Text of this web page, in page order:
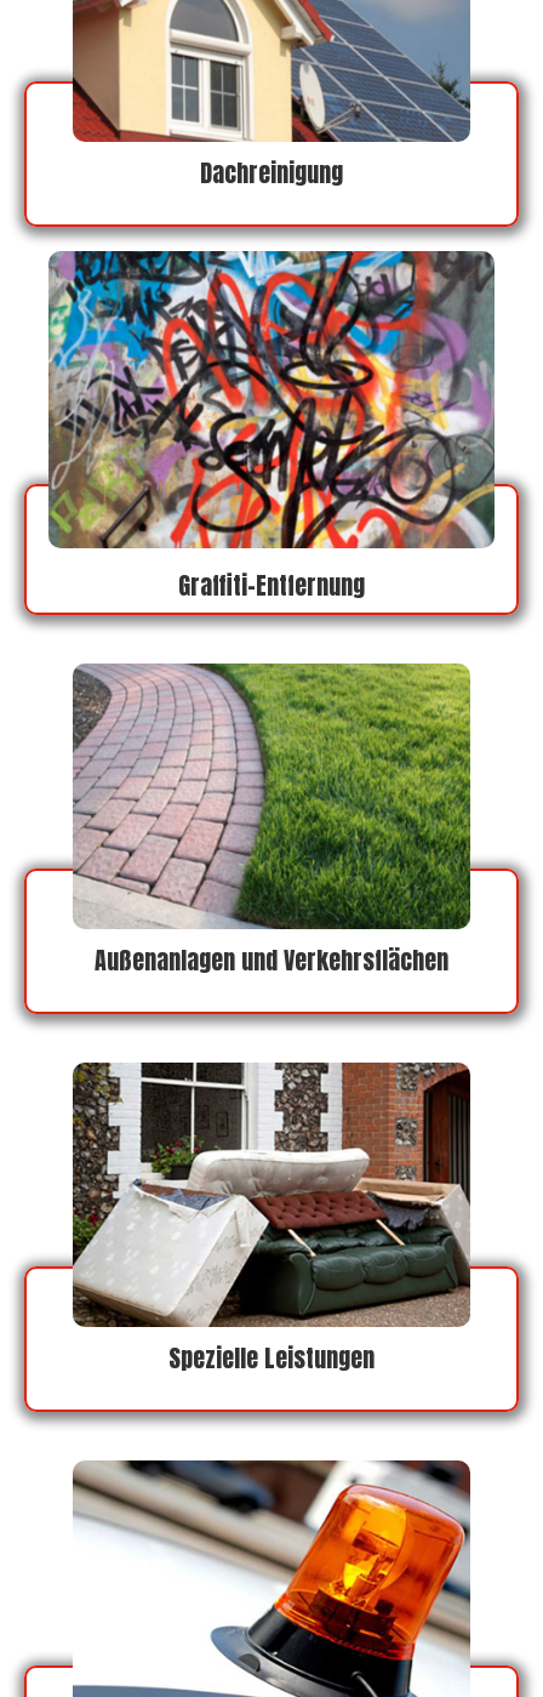
Dachreinigung
Graffiti-Entfernung
Außenanlagen und Verkehrsflächen
Spezielle Leistungen